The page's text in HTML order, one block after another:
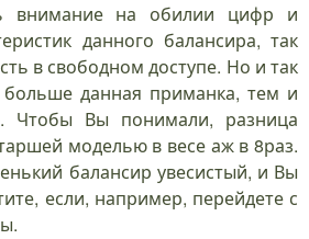
внимание на обилии цифр и
данного балансира, так
в свободном доступе. Но и так
данная приманка, тем и
Чтобы Вы понимали, разница
моделью в весе аж в 8раз.
балансир увесистый, и Вы
если, например, перейдете с